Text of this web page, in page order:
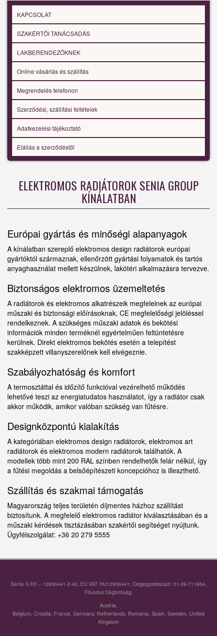
KAPCSOLAT
SZAKÉRTŐI TANÁCSADÁS
LAKBERENDEZŐKNEK
Online vásárlás és szállítás
Megrendelés telefonon
Szerződési, szállítási feltételek
Adatkezelési tájékoztató
Elállás a szerződéstől
ELEKTROMOS RADIÁTOROK SENIA GROUP
KÍNÁLATBAN
Európai gyártás és minőségi alapanyagok
A kínálatban szereplő elektromos design radiátorok európai
gyártóktól származnak, ellenőrzött gyártási folyamatok és tartós
anyaghasználat mellett készülnek, lakótéri alkalmazásra tervezve.
Biztonságos elektromos üzemeltetés
A radiátorok és elektromos alkatrészeik megfelelnek az európai
műszaki és biztonsági előírásoknak, CE megfelelőségi jelöléssel
rendelkeznek. A szükséges műszaki adatok és bekötési
információk minden terméknél egyértelműen feltüntetésre
kerülnek. Direkt elektromos bekötés esetén a telepítést
szakképzett villanyszerelőnek kell elvégeznie.
Szabályozhatóság és komfort
A termosztáttal és időzítő funkcióval vezérelhető működés
lehetővé teszi az energiatudatos használatot, így a radiátor csak
akkor működik, amikor valóban szükség van fűtésre.
Designközpontú kialakítás
A kategóriában elektromos design radiátorok, elektromos art
radiátorok és elektromos modern radiátorok találhatók. A
modellek több mint 200 RAL színben rendelhetők felár nélkül, így
a fűtési megoldás a belsőépítészeti koncepcióhoz is illeszthető.
Szállítás és szakmai támogatás
Magyarország teljes területén díjmentes házhoz szállítást
biztosítunk. A megfelelő elektromos radiátor kiválasztásában és a
műszaki kérdések tisztázásában szakértői segítséget nyújtunk.
Ügyfélszolgálat: +36 20 279 5555
Senia G Kft – 12956441-2-42, EU VAT: HU12956441; Cégjegyzékszám: 01-09-711864,
Fővárosi Cégbíróság;
Austria,
Belgium, Croatia, France, Germany, Netherlands, Romania, Spain, Sweden, United
Kingdom